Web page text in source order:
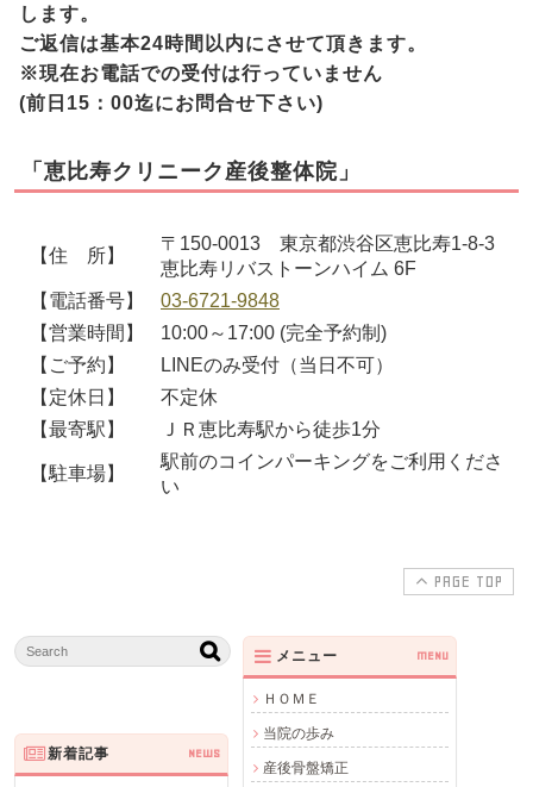
します。
ご返信は基本24時間以内にさせて頂きます。
※現在お電話での受付は行っていません
(前日15：00迄にお問合せ下さい)
「恵比寿クリニーク産後整体院」
【住 所】
〒150-0013 東京都渋谷区恵比寿1-8-3
恵比寿リバストーンハイム 6F
【電話番号】
03-6721-9848
【営業時間】
10:00～17:00 (完全予約制)
【ご予約】
LINEのみ受付（当日不可）
【定休日】
不定休
【最寄駅】
ＪＲ恵比寿駅から徒歩1分
【駐車場】
駅前のコインパーキングをご利用くださ
い
PAGE TOP
メニュー MENU
ＨＯＭＥ
当院の歩み
産後骨盤矯正
新着記事 NEWS